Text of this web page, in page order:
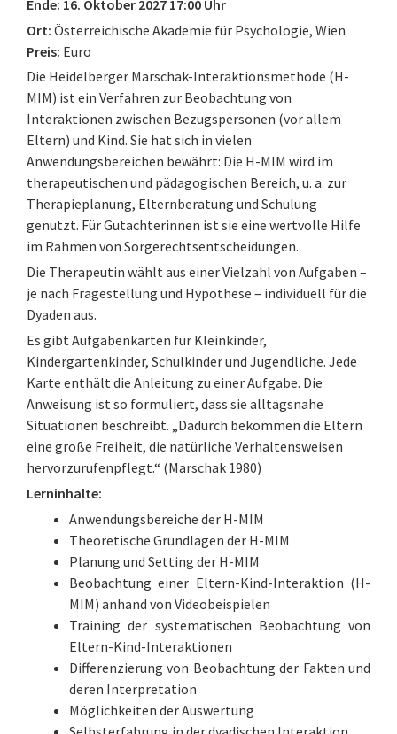
Ende: 16. Oktober 2027 17:00 Uhr
Ort: Österreichische Akademie für Psychologie, Wien
Preis: Euro
Die Heidelberger Marschak-Interaktionsmethode (H-
MIM) ist ein Verfahren zur Beobachtung von
Interaktionen zwischen Bezugspersonen (vor allem
Eltern) und Kind. Sie hat sich in vielen
Anwendungsbereichen bewährt: Die H-MIM wird im
therapeutischen und pädagogischen Bereich, u. a. zur
Therapieplanung, Elternberatung und Schulung
genutzt. Für Gutachterinnen ist sie eine wertvolle Hilfe
im Rahmen von Sorgerechtsentscheidungen.
Die Therapeutin wählt aus einer Vielzahl von Aufgaben –
je nach Fragestellung und Hypothese – individuell für die
Dyaden aus.
Es gibt Aufgabenkarten für Kleinkinder,
Kindergartenkinder, Schulkinder und Jugendliche. Jede
Karte enthält die Anleitung zu einer Aufgabe. Die
Anweisung ist so formuliert, dass sie alltagsnahe
Situationen beschreibt. „Dadurch bekommen die Eltern
eine große Freiheit, die natürliche Verhaltensweisen
hervorzurufenpflegt.“ (Marschak 1980)
Lerninhalte:
Anwendungsbereiche der H-MIM
Theoretische Grundlagen der H-MIM
Planung und Setting der H-MIM
Beobachtung einer Eltern-Kind-Interaktion (H-
MIM) anhand von Videobeispielen
Training der systematischen Beobachtung von
Eltern-Kind-Interaktionen
Differenzierung von Beobachtung der Fakten und
deren Interpretation
Möglichkeiten der Auswertung